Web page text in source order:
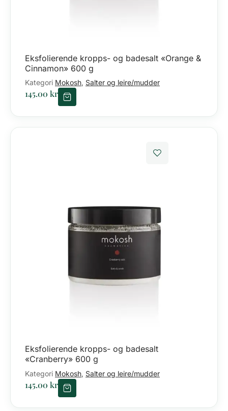
Eksfolierende kropps- og badesalt «Orange &
Cinnamon» 600 g
Kategori Mokosh, Salter og leire/mudder
145.00 kr
Eksfolierende kropps- og badesalt
«Cranberry» 600 g
Kategori Mokosh, Salter og leire/mudder
145.00 kr